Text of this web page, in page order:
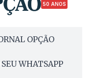
50 ANOS
OPÇÃO
WHATSAPP